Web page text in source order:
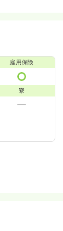
雇用保険
寮